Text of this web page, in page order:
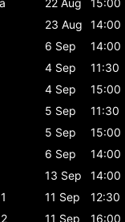
23 Aug
14:00
6 Sep
14:00
4 Sep
11:30
4 Sep
15:00
5 Sep
11:30
5 Sep
15:00
6 Sep
14:00
13 Sep
14:00
11 Sep
12:30
11 Sep
16:00